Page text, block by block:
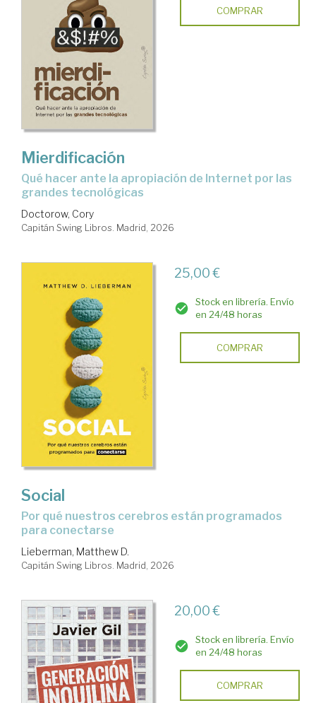
COMPRAR
Mierdificación
Qué hacer ante la apropiación de Internet por las
grandes tecnológicas
Doctorow, Cory
Capitán Swing Libros. Madrid, 2026
25,00 €
Stock en librería. Envío
en 24/48 horas
COMPRAR
Social
Por qué nuestros cerebros están programados
para conectarse
Lieberman, Matthew D.
Capitán Swing Libros. Madrid, 2026
20,00 €
Stock en librería. Envío
en 24/48 horas
COMPRAR